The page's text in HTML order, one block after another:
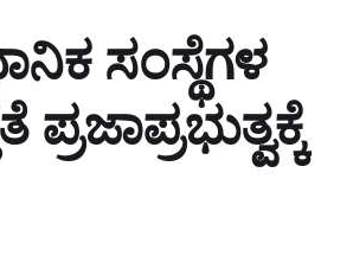
ಸಂಸ್ಥೆಗಳ
ಪ್ರಜಾಪ್ರಭುತ್ವಕ್ಕೆ